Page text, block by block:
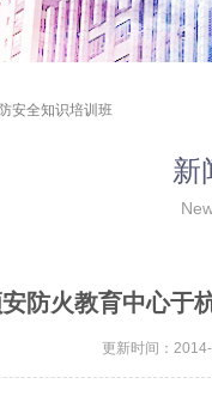
安全知识培训班
新
防火教育中心于
更新时间：